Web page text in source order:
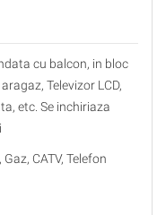
cu balcon, in bloc
Televizor LCD,
etc. Se inchiriaza
CATV, Telefon